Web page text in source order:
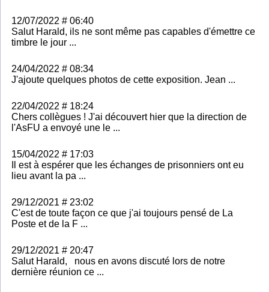
12/07/2022 # 06:40
Salut Harald, ils ne sont même pas capables d'émettre ce
timbre le jour ...
24/04/2022 # 08:34
J'ajoute quelques photos de cette exposition. Jean ...
22/04/2022 # 18:24
Chers collègues ! J'ai découvert hier que la direction de
l'AsFU a envoyé une le ...
15/04/2022 # 17:03
Il est à espérer que les échanges de prisonniers ont eu
lieu avant la pa ...
29/12/2021 # 23:02
C'est de toute façon ce que j'ai toujours pensé de La
Poste et de la F ...
29/12/2021 # 20:47
Salut Harald, nous en avons discuté lors de notre
dernière réunion ce ...